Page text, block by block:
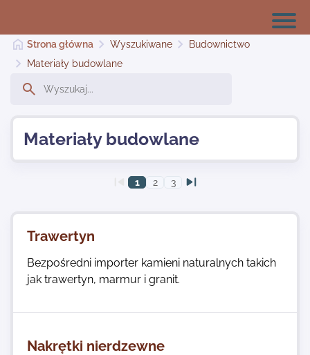
Kontakt
Strona główna Wyszukiwane
Budownictwo
Materiały budowlane
Materiały budowlane
1 2 3
Trawertyn
Bezpośredni importer kamieni naturalnych takich
jak trawertyn, marmur i granit.
Nakrętki nierdzewne